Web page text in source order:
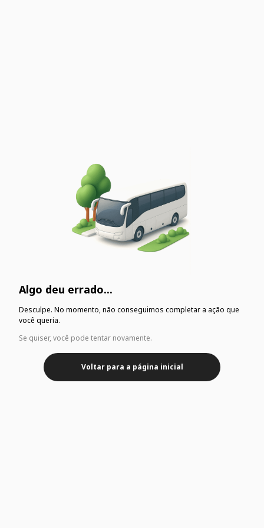
Algo deu errado...
Desculpe. No momento, não conseguimos completar a ação que
você queria.
Se quiser, você pode tentar novamente.
Voltar para a página inicial